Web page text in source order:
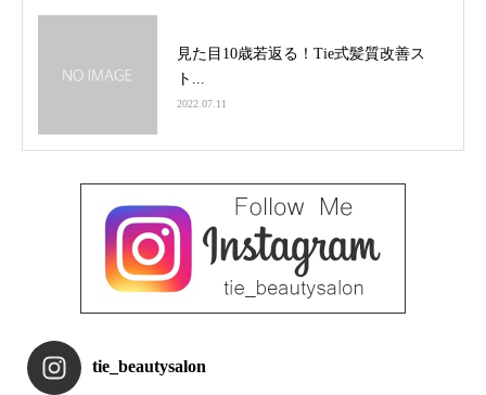
見た目10歳若返る！Tie式髪質改善ス
ト...
2022.07.11
tie_beautysalon